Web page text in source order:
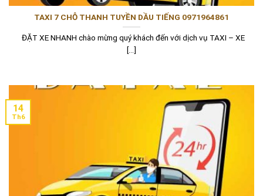
TAXI 7 CHỖ THANH TUYỀN DẦU TIẾNG 0971964861
ĐẶT XE NHANH chào mừng quý khách đến với dịch vụ TAXI – XE
[...]
14
Th6